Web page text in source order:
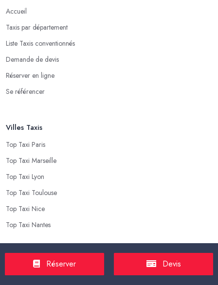
Accueil
Taxis par département
Liste Taxis conventionnés
Demande de devis
Réserver en ligne
Se référencer
Villes Taxis
Top Taxi Paris
Top Taxi Marseille
Top Taxi Lyon
Top Taxi Toulouse
Top Taxi Nice
Top Taxi Nantes
Top Taxis
Tarif Course Taxi
Réserver Devis